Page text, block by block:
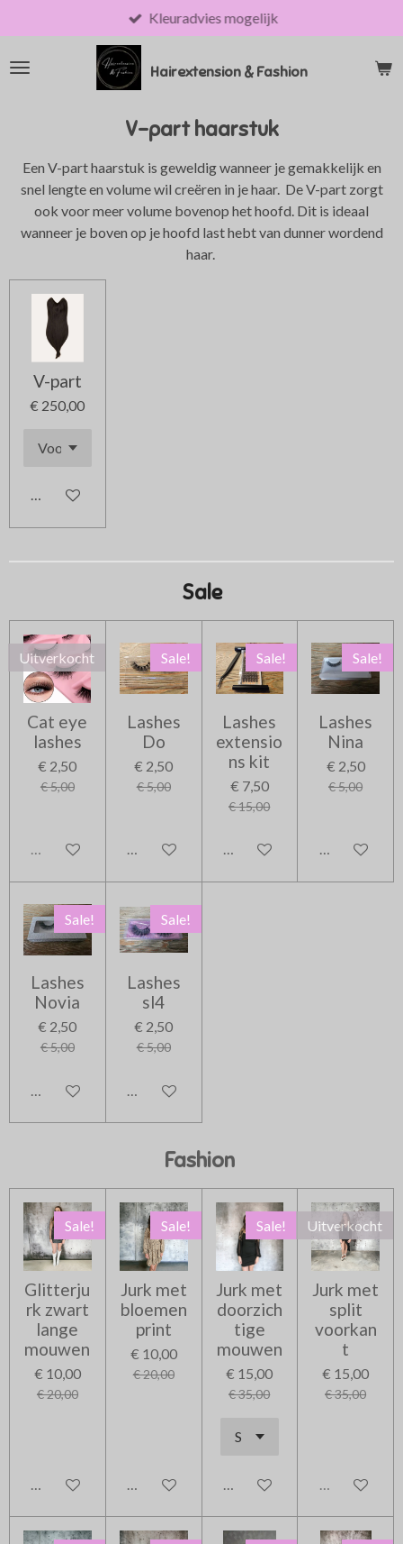
direct
naar
Hairextension & Fashion
Kleuradvies mogelijk
V-part haarstuk
Een V-part haarstuk is geweldig wanneer je gemakkelijk en
snel lengte en volume wil creëren in je haar. De V-part zorgt
ook voor meer volume bovenop het hoofd. Dit is ideaal
wanneer je boven op je hoofd last hebt van dunner wordend
haar.
V-part
€ 250,00
In winkelwagen
Sale
Uitverkocht
Cat eye
lashes
€ 2,50
€ 5,00
Uitverkocht
Sale!
Lashes
Do
€ 2,50
€ 5,00
In winkelwagen
Sale!
Lashes
extensio
ns kit
€ 7,50
€ 15,00
In winkelwagen
Sale!
Lashes
Nina
€ 2,50
€ 5,00
In
Sale!
Lashes
Novia
€ 2,50
€ 5,00
In winkelwagen
Sale!
Lashes
sl4
€ 2,50
€ 5,00
In winkelwagen
Fashion
Sale!
Glitterju
rk zwart
lange
mouwen
€ 10,00
€ 20,00
In winkelwagen
Sale!
Jurk met
bloemen
print
€ 10,00
€ 20,00
In winkelwagen
Sale!
Jurk met
doorzich
tige
mouwen
€ 15,00
€ 35,00
In winkelwagen
Uitverkocht
Jurk met
split
voorkan
t
€ 15,00
€ 35,00
Uitverkocht